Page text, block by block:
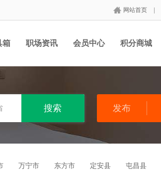
网站首页
箱 职场资讯 会员中心 积分商城
发布
万宁市 东方市 定安县 屯昌县